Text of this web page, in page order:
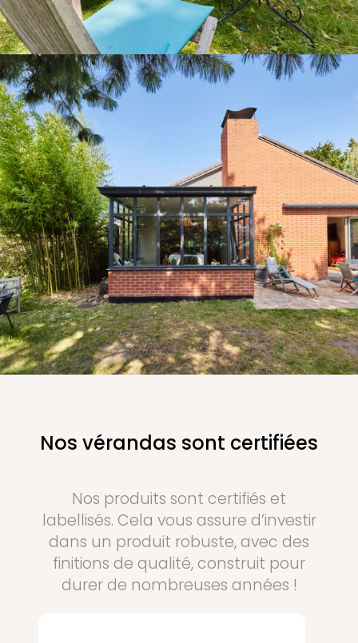
*Exemple de prix en € TTC livré et posé, correspondant
à une réalisation sur-mesure et selon caractéristiques
citées, sous réserve de l’accessibilité et du lieu de
pose.
Les plus Gustave Rideau
Conseil pour l’agencement de votre
espace
Aide aux démarches administratives
Livraison & pose
Garantie décennale
Aide au financement*
En savoir plus
Nos vérandas sont certifiées
Nos produits sont certifiés et
labellisés. Cela vous assure d’investir
dans un produit robuste, avec des
finitions de qualité, construit pour
durer de nombreuses années !